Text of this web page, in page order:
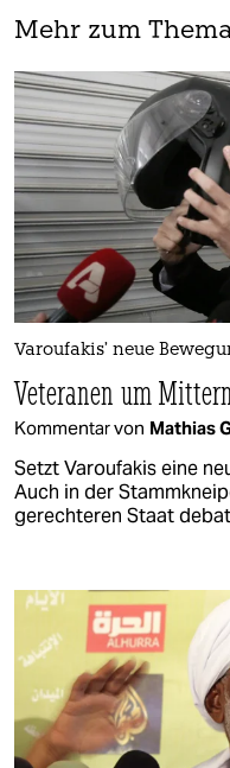
Mehr zum
Varoufakis’ neue
Veteranen um
Kommentar von Mathias
Setzt Varoufakis eine
Auch in der
gerechteren Staat